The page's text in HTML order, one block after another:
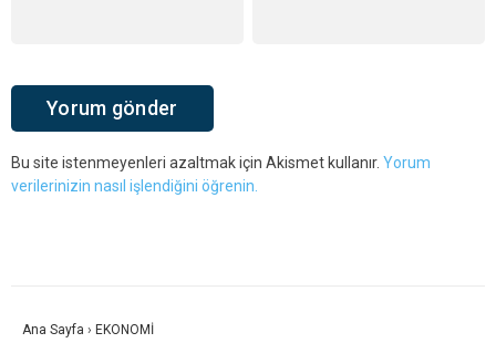
Bu site istenmeyenleri azaltmak için Akismet kullanır. Yorum
verilerinizin nasıl işlendiğini öğrenin.
Ana Sayfa › EKONOMİ